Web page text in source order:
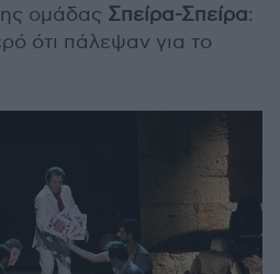
ομάδας Σπείρα-Σπείρα:
ότι πάλεψαν για το